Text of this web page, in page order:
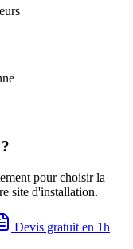
pour choisir la
site d'installation.
Devis gratuit en 1h